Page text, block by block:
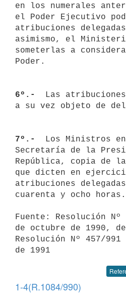
en los numerales
el Poder Ejecutivo
atribuciones
asimismo, el
someterlas a
Poder.
6º.-
Las
a su vez objeto de
7º.-
Los Ministros
Secretaría de la
República, copia de
que dicten en
atribuciones
cuarenta y ocho horas.
Fuente: Resolución Nº
de octubre de 1990,
Resolución Nº 457/
de 1991
1-4(R.1084/990)